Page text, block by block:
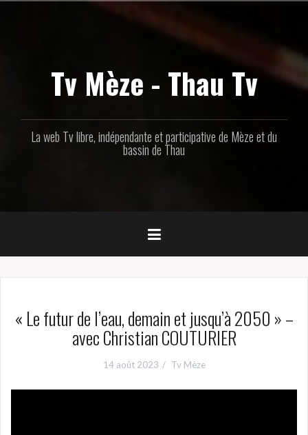
Tv Mèze - Thau Tv
La web Tv libre, indépendante et participative de Mèze et du
bassin de Thau
« Le futur de l’eau, demain et jusqu’à 2050 » –
avec Christian COUTURIER
14 août 2023 Tv Mèze